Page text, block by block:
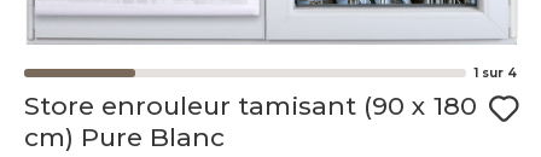
1 sur 4
Store enrouleur tamisant (90 x 180
cm) Pure Blanc